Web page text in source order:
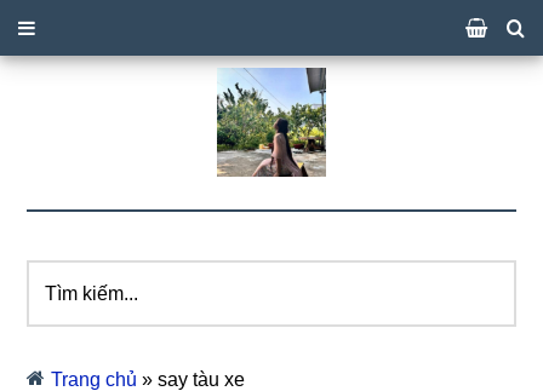
kiếm...
Trang chủ »say tàu xe